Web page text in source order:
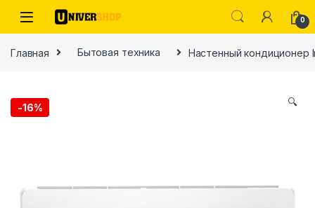
Skip to navigation
Skip to content
0
Главная Бытовая техника Настенный кондиционер
-16% 🔍